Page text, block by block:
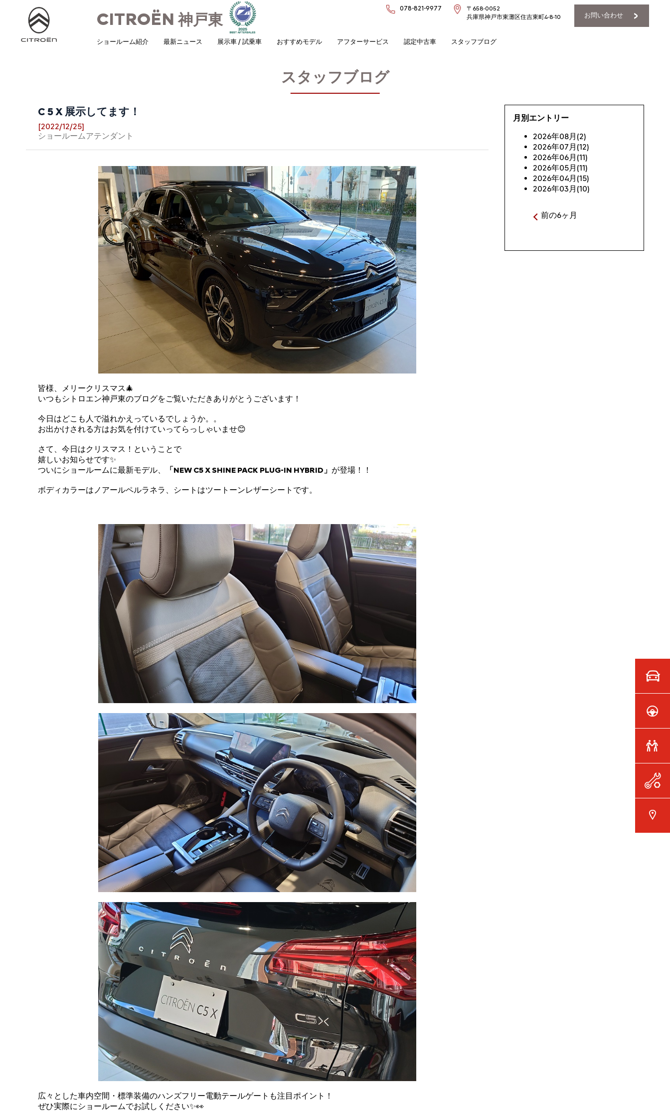
CITROËN神戸東
078-821-9977
〒658-0052
兵庫県神戸市東灘区住吉東町4-8-10
お問い合わせ
ショールーム紹介 最新ニュース 展示車 / 試乗車 おすすめモデル アフターサービス 認定中古車 スタッフブログ
スタッフブログ
C 5 X 展示してます！
[2022/12/25]
ショールームアテンダント
皆様、メリークリスマス🎄
いつもシトロエン神戸東のブログをご覧いただきありがとうございます！
今日はどこも人で溢れかえっているでしょうか。。
お出かけされる方はお気を付けていってらっしゃいませ😊
さて、今日はクリスマス！ということで
嬉しいお知らせです✨
ついにショールームに最新モデル、
「NEW C5 X SHINE PACK PLUG-IN HYBRID」 が登場！！
ボディカラーはノアールペルラネラ、シートはツートーンレザーシートです。
広々とした車内空間・標準装備のハンズフリー電動テールゲートも注目ポイント！
ぜひ実際にショールームでお試しください✨👀
月別エントリー
2026年08月(2)
2026年07月(12)
2026年06月(11)
2026年05月(11)
2026年04月(15)
2026年03月(10)
前の6ヶ月